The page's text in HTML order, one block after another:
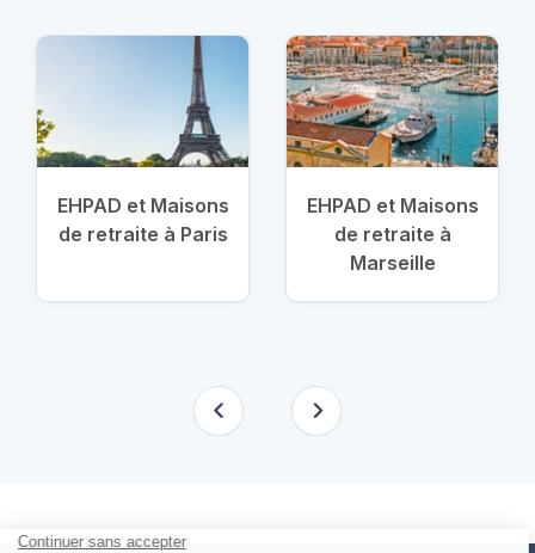
EHPAD et Maisons
de retraite à Paris
EHPAD et Maisons
de retraite à
Marseille